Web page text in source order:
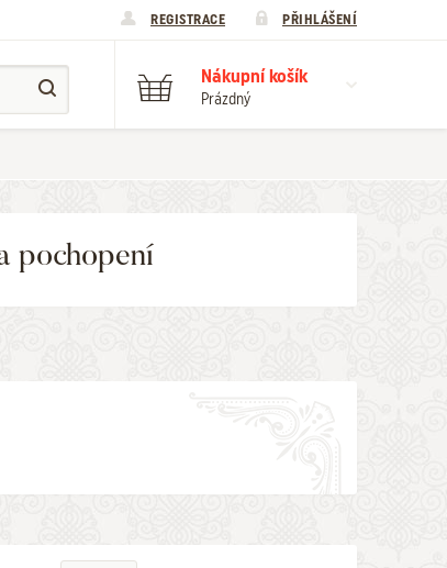
REGISTRACE PŘIHLÁŠENÍ
Nákupní košík
Prázdný
pochopení